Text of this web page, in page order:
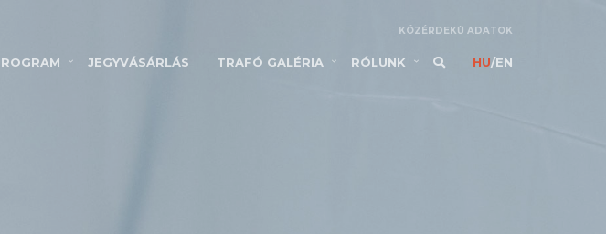
KÖZÉRDEKŰ ADATOK
JEGYVÁSÁRLÁS TRAFÓ GALÉRIA RÓLUNK HU/EN